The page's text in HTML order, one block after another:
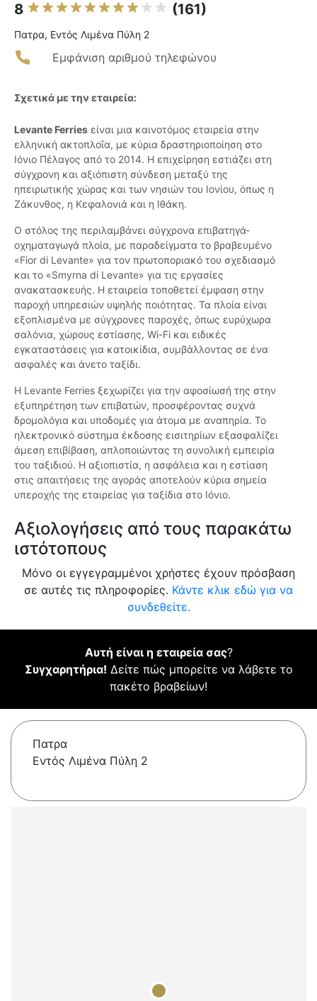
8 (161)
Πατρα, Εντός Λιμένα Πύλη 2
Εμφάνιση αριθμού τηλεφώνου
Σχετικά με την εταιρεία:
Levante Ferries είναι μια καινοτόμος εταιρεία στην
ελληνική ακτοπλοΐα, με κύρια δραστηριοποίηση στο
Ιόνιο Πέλαγος από το 2014. Η επιχείρηση εστιάζει στη
σύγχρονη και αξιόπιστη σύνδεση μεταξύ της
ηπειρωτικής χώρας και των νησιών του Ιονίου, όπως η
Ζάκυνθος, η Κεφαλονιά και η Ιθάκη.
Ο στόλος της περιλαμβάνει σύγχρονα επιβατηγά-
οχηματαγωγά πλοία, με παραδείγματα το βραβευμένο
«Fior di Levante» για τον πρωτοποριακό του σχεδιασμό
και το «Smyrna di Levante» για τις εργασίες
ανακατασκευής. Η εταιρεία τοποθετεί έμφαση στην
παροχή υπηρεσιών υψηλής ποιότητας. Τα πλοία είναι
εξοπλισμένα με σύγχρονες παροχές, όπως ευρύχωρα
σαλόνια, χώρους εστίασης, Wi-Fi και ειδικές
εγκαταστάσεις για κατοικίδια, συμβάλλοντας σε ένα
ασφαλές και άνετο ταξίδι.
Η Levante Ferries ξεχωρίζει για την αφοσίωσή της στην
εξυπηρέτηση των επιβατών, προσφέροντας συχνά
δρομολόγια και υποδομές για άτομα με αναπηρία. Το
ηλεκτρονικό σύστημα έκδοσης εισιτηρίων εξασφαλίζει
άμεση επιβίβαση, απλοποιώντας τη συνολική εμπειρία
του ταξιδιού. Η αξιοπιστία, η ασφάλεια και η εστίαση
στις απαιτήσεις της αγοράς αποτελούν κύρια σημεία
υπεροχής της εταιρείας για ταξίδια στο Ιόνιο.
Αξιολογήσεις από τους παρακάτω
ιστότοπους
Μόνο οι εγγεγραμμένοι χρήστες έχουν πρόσβαση
σε αυτές τις πληροφορίες. Κάντε κλικ εδώ για να
συνδεθείτε.
Αυτή είναι η εταιρεία σας?
Συγχαρητήρια! Δείτε πώς μπορείτε να λάβετε το
πακέτο βραβείων!
Πατρα
Εντός Λιμένα Πύλη 2